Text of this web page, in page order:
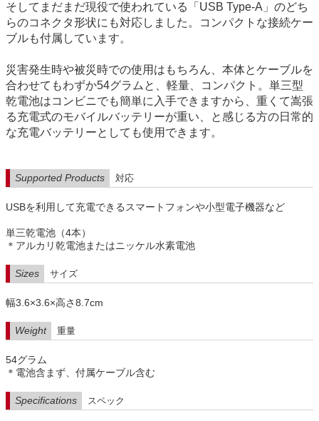
そしてまだまだ現役で使われている「USB Type-A」のどち
らのコネクタ形状にも対応しました。コンパクトな接続ケー
ブルも付属しています。
災害発生時や被災時での使用はもちろん、本体とケーブルを
合わせてもわずか54グラムと、軽量、コンパクト。単三型
乾電池はコンビニでも簡単に入手できますから、重くて嵩張
る充電式のモバイルバッテリーが重い、と感じる方の日常的
な充電バッテリーとしても使用できます。
Supported Products 対応
USBを利用して充電できるスマートフォンや小型電子機器など
単三乾電池（4本）
＊アルカリ乾電池またはニッケル水素電池
Sizes サイズ
幅3.6×3.6×高さ8.7cm
Weight 重量
54グラム
＊電池含まず、付属ケーブル含む
Specifications スペック